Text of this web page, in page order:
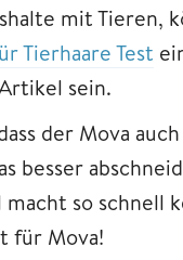
mit Tieren,
Tierhaare Test
sein.
der Mova
besser
so schnell
für Mova!